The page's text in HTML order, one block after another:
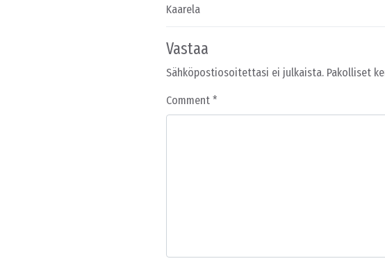
Kaarela
Vastaa
Sähköpostiosoitettasi ei julkaista. Pakolliset
Comment *